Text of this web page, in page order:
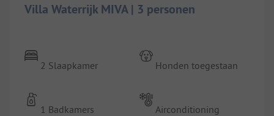
Villa Waterrijk MIVA | 3 personen
2 Slaapkamer
1 Badkamers
Honden toegestaan
Airconditioning